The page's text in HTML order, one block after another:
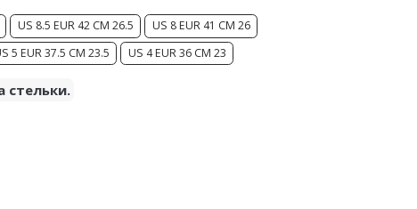
US 8.5 EUR 42 CM 26.5
US 8 EUR 41 CM 26
5 EUR 37.5 CM 23.5 US 4 EUR 36 CM 23
стельки.